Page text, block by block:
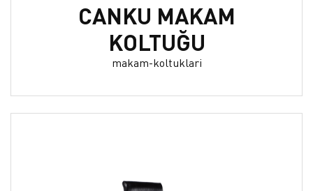
CANKU MAKAM
KOLTUĞU
makam-koltuklari